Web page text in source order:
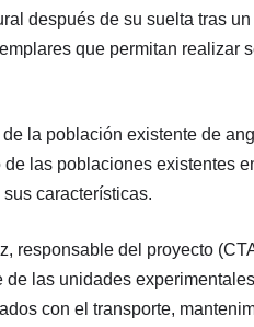
después de su suelta tras
que permitan realizar
la población existente de
las poblaciones existentes
características.
responsable del proyecto
las unidades
con el transporte,